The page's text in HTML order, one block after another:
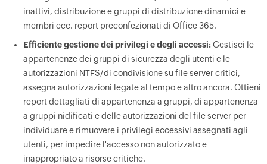
inattivi, distribuzione e gruppi di distribuzione dinamici e
membri ecc. report preconfezionati di Office 365.
Efficiente gestione dei privilegi e degli accessi:Gestisci le
appartenenze dei gruppi di sicurezza degli utenti e le
autorizzazioni NTFS/di condivisione su file server critici,
assegna autorizzazioni legate al tempo e altro ancora. Ottieni
report dettagliati di appartenenza a gruppi, di appartenenza
a gruppi nidificati e delle autorizzazioni del file server per
individuare e rimuovere i privilegi eccessivi assegnati agli
utenti, per impedire l'accesso non autorizzato e
inappropriato a risorse critiche.